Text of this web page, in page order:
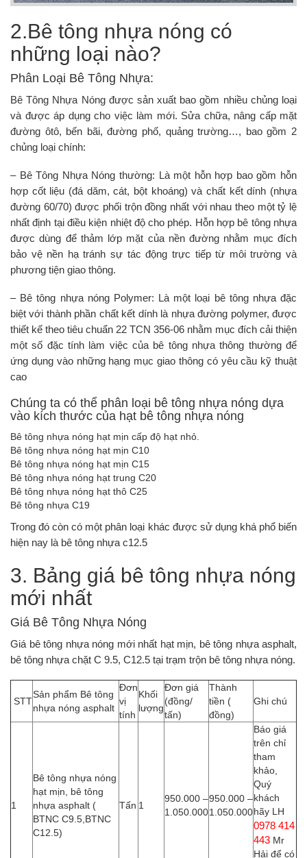
2.Bê tông nhựa nóng có
những loại nào?
Phân Loại Bê Tông Nhựa:
Bê Tông Nhựa Nóng được sản xuất bao gồm nhiều chủng loại
và được áp dụng cho việc làm mới. Sửa chữa, nâng cấp mặt
đường ôtô, bến bãi, đường phố, quảng trường…, bao gồm 2
chủng loại chính:
– Bê Tông Nhựa Nóng thường: Là một hỗn hợp bao gồm hỗn
hợp cốt liệu (đá dăm, cát, bột khoáng) và chất kết dính (nhựa
đường 60/70) được phối trộn đồng nhất với nhau theo một tỷ lệ
nhất định tại điều kiện nhiệt độ cho phép. Hỗn hợp bê tông nhựa
được dùng để thảm lớp mặt của nền đường nhằm mục đích
bảo vệ nền hạ tránh sự tác động trực tiếp từ môi trường và
phương tiện giao thông.
– Bê tông nhựa nóng Polymer: Là một loại bê tông nhựa đặc
biệt với thành phần chất kết dính là nhựa đường polymer, được
thiết kế theo tiêu chuẩn 22 TCN 356-06 nhằm mục đích cải thiện
một số đặc tính làm việc của bê tông nhựa thông thường để
ứng dụng vào những hạng mục giao thông có yêu cầu kỹ thuật
cao
Chúng ta có thể phân loại bê tông nhựa nóng dựa
vào kích thước của hạt bê tông nhựa nóng
Bê tông nhựa nóng hạt mịn cấp độ hạt nhỏ.
Bê tông nhựa nóng hạt mịn C10
Bê tông nhựa nóng hạt mịn C15
Bê tông nhựa nóng hạt trung C20
Bê tông nhựa nóng hạt thô C25
Bê tông nhựa C19
Trong đó còn có một phân loại khác được sử dụng khá phổ biến
hiện nay là bê tông nhựa c12.5
3. Bảng giá bê tông nhựa nóng
mới nhất
Giá Bê Tông Nhựa Nóng
Giá bê tông nhựa nóng mới nhất hạt mịn, bê tông nhựa asphalt,
bê tông nhựa chặt C 9.5, C12.5 tại trạm trộn bê tông nhựa nóng.
STT
Sản phẩm Bê tông
nhựa nóng asphalt
Đơn
vị
tính
Khối
lượng
Đơn giá
(đồng/
tấn)
Thành
tiền (
đồng)
Ghi chú
1
Bê tông nhựa nóng
hạt mịn, bê tông
nhựa asphalt (
BTNC C9.5,BTNC
C12.5)
Tấn 1
950.000 –
1.050.000
950.000 –
1.050.000
Báo giá
trên chỉ
tham
khảo,
Quý
khách
hãy LH
0978 414
443 Mr
Hải để có